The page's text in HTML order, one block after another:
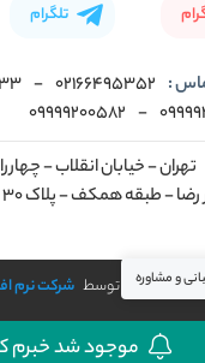
تلگرام
:
02166495352
-
-
09999200582
تهران - خیابان انقلاب -
رضا - طبقه همکف - پلاک 30
و توسعه توسط شرکت نرم و مشاوره